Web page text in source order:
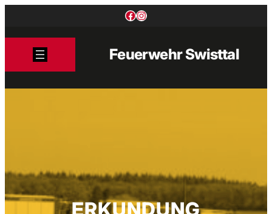
Facebook
Instagram
Feuerwehr Swisttal